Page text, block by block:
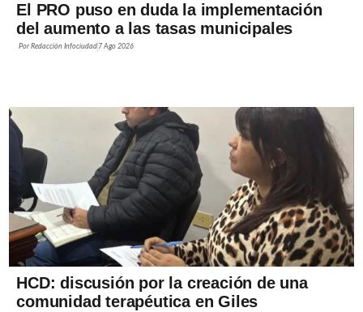
El PRO puso en duda la implementación
del aumento a las tasas municipales
PorRedacción Infociudad 7 Ago 2026
HCD: discusión por la creación de una
comunidad terapéutica en Giles